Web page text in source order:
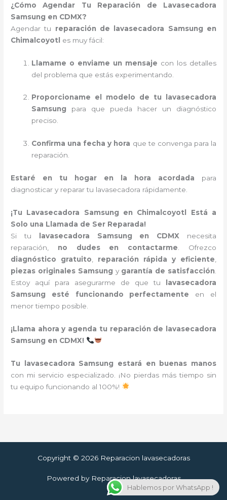
¿Cómo Agendar Tu Reparación de Lavasecadora
Samsung en CDMX?
Agendar tu reparación de lavasecadora Samsung en
Chimalcoyotl
es muy fácil:
Llamame o enviame un mensaje con los detalles
del problema que estás experimentando.
Proporcioname el modelo de tu lavasecadora
Samsung para que pueda hacer un diagnóstico
preciso.
Confirma una fecha y hora que te convenga para la
reparación.
Estaré en tu hogar en la hora acordada para
diagnosticar y reparar tu lavasecadora rápidamente.
¡Tu Lavasecadora Samsung en Chimalcoyotl Está a
Solo una Llamada de Ser Reparada!
Si tu
lavasecadora Samsung en CDMX necesita
reparación, no dudes en contactarme . Ofrezco
diagnóstico gratuito
reparación rápida y eficiente
piezas originales Samsung y garantía de satisfacción
Estoy aquí para asegurarme de que tu
lavasecadora
Samsung esté funcionando perfectamente en el
menor tiempo posible.
¡Llama ahora y agenda tu reparación de lavasecadora
Samsung en CDMX!
Tu lavasecadora Samsung estará en buenas manos
con mi servicio especializado. ¡No pierdas más tiempo sin
tu equipo funcionando al 100%!
Copyright © 2026 Reparacion lavasecadoras
Powered by Reparacion lavasecadoras
Hablemos por WhatsApp !